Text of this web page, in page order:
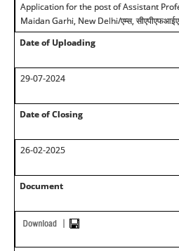
Application for the post of Assistant
Maidan Garhi, New Delhi/एम्स,
Date of Uploading
29-07-2024
Date of Closing
26-02-2025
Document